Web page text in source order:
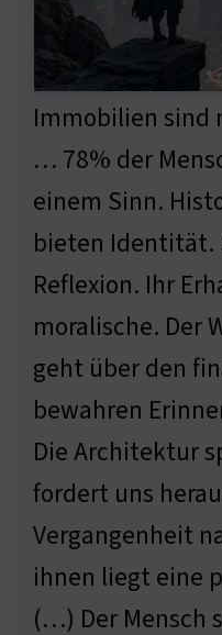
Immobilien sind
… 78% der
einem Sinn.
bieten Identität.
Reflexion. Ihr
moralische. Der
geht über den
bewahren
Die Architektur
fordert uns
Vergangenheit
ihnen liegt eine
(…) Der Mensch